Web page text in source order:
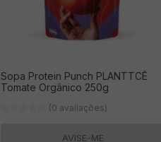
Sopa Protein Punch PLANTTCÊ
Tomate Orgânico 250g
(0 avaliações)
AVISE-ME